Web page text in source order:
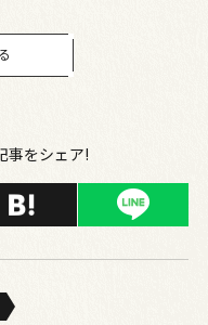
事をシェア!